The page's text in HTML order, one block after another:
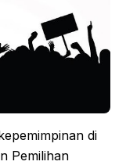
di
Pemilihan